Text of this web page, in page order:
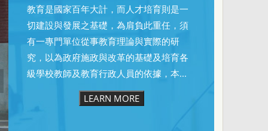
教育是國家百年大計，而人才培育則是一
切建設與發展之基礎，為肩負此重任，須
有一專門單位從事教育理論與實際的研
究，以為政府施政與改革的基礎及培育各
級學校教師及教育行政人員的依據，本...
LEARN MORE